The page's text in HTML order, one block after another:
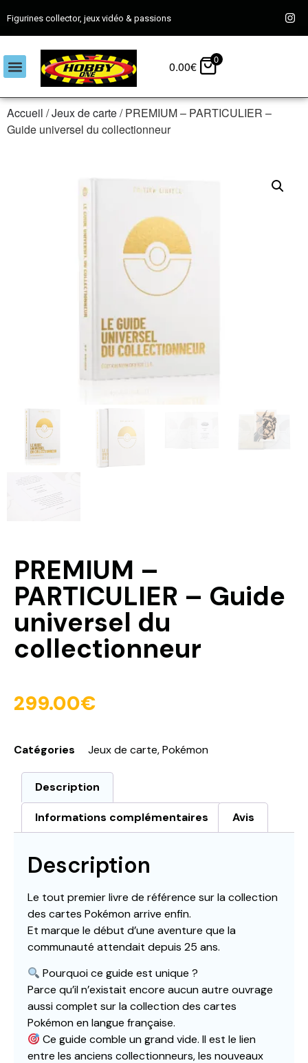
Figurines collector, jeux vidéo & passions
0.00€ 0
Accueil /Jeux de carte/ PREMIUM – PARTICULIER –
Guide universel du collectionneur
PREMIUM –
PARTICULIER – Guide
universel du
collectionneur
299.00€
Catégories Jeux de carte,Pokémon
Description
Informations complémentaires Avis
Description
Le tout premier livre de référence sur la collection
des cartes Pokémon arrive enfin.
Et marque le début d’une aventure que la
communauté attendait depuis 25 ans.
Pourquoi ce guide est unique ?
Parce qu’il n’existait encore aucun autre ouvrage
aussi complet sur la collection des cartes
Pokémon en langue française.
Ce guide comble un grand vide. Il est le lien
entre les anciens collectionneurs, les nouveaux